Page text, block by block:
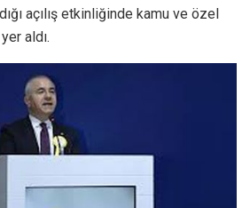
açılış etkinliğinde kamu ve özel
aldı.